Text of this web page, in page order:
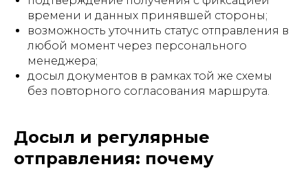
времени и данных принявшей стороны;
возможность уточнить статус отправления в
любой момент через персонального
менеджера;
досыл документов в рамках той же схемы
без повторного согласования маршрута.
Досыл и регулярные
отправления: почему